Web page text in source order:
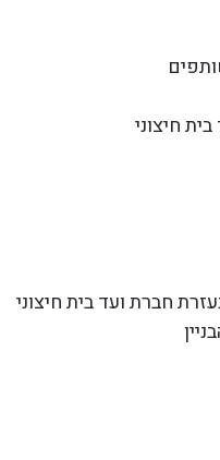
חיצוני
חברת ועד בית חיצוני